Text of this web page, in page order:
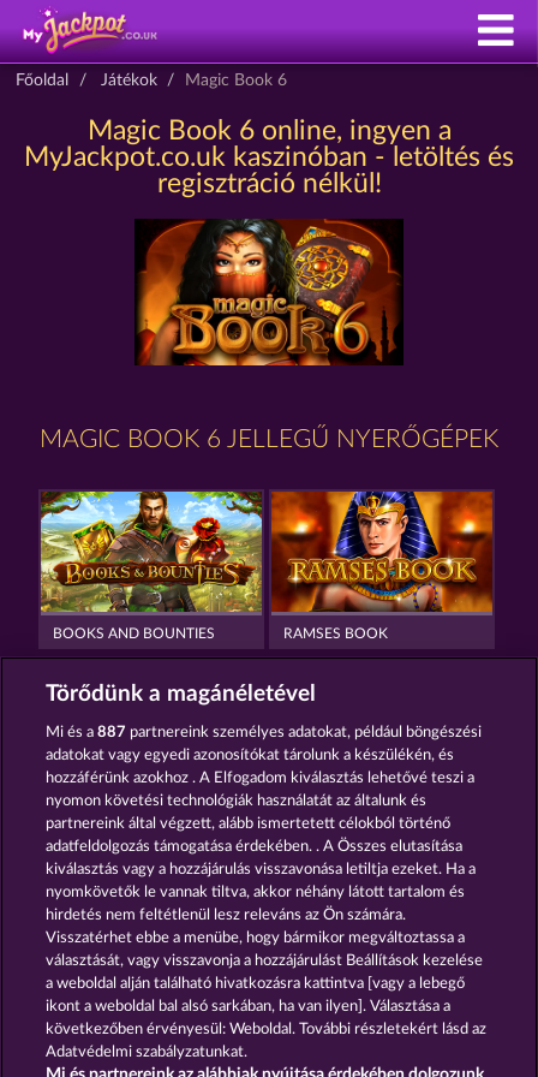
Főoldal Játékok Magic Book 6
Magic Book 6 online, ingyen a
MyJackpot.co.uk kaszinóban - letöltés és
regisztráció nélkül!
MAGIC BOOK 6 JELLEGŰ NYERŐGÉPEK
BOOKS AND BOUNTIES RAMSES BOOK
MAGIC BOOK THE BLACK BOOK OF PIRATES
Részvételi feltételek
Adatkezelési tájékoztató Impresszum
A cég GYIK Szójegyzék
Partnerprogram
Törődünk a magánéletével
Mi és a887 partnereink személyes adatokat, például böngészési
adatokat vagy egyedi azonosítókat tárolunk a készülékén, és
hozzáférünk azokhoz . A Elfogadom kiválasztás lehetővé teszi a
nyomon követési technológiák használatát az általunk és
partnereink által végzett, alább ismertetett célokból történő
adatfeldolgozás támogatása érdekében. . A Összes elutasítása
kiválasztás vagy a hozzájárulás visszavonása letiltja ezeket. Ha a
nyomkövetők le vannak tiltva, akkor néhány látott tartalom és
hirdetés nem feltétlenül lesz releváns az Ön számára.
Visszatérhet ebbe a menübe, hogy bármikor megváltoztassa a
választását, vagy visszavonja a hozzájárulást Beállítások kezelése
a weboldal alján található hivatkozásra kattintva [vagy a lebegő
ikont a weboldal bal alsó sarkában, ha van ilyen]. Választása a
következőben érvényesül: Weboldal. További részletekért lásd az
Adatvédelmi szabályzatunkat.